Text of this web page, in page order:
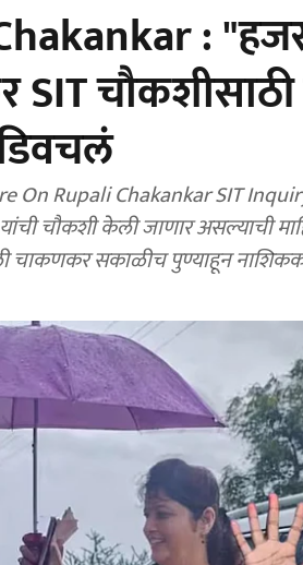
:
चौकशीसाठी
On Rupali Chakankar SIT Inquiry
चौकशी केली जाणार असल्याची
चाकणकर सकाळीच पुण्याहून